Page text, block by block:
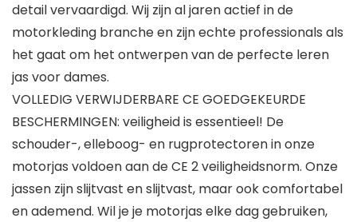
detail vervaardigd. Wij zijn al jaren actief in de
motorkleding branche en zijn echte professionals als
het gaat om het ontwerpen van de perfecte leren
jas voor dames.
VOLLEDIG VERWIJDERBARE CE GOEDGEKEURDE
BESCHERMINGEN: veiligheid is essentieel! De
schouder-, elleboog- en rugprotectoren in onze
motorjas voldoen aan de CE 2 veiligheidsnorm. Onze
jassen zijn slijtvast en slijtvast, maar ook comfortabel
en ademend. Wil je je motorjas elke dag gebruiken,